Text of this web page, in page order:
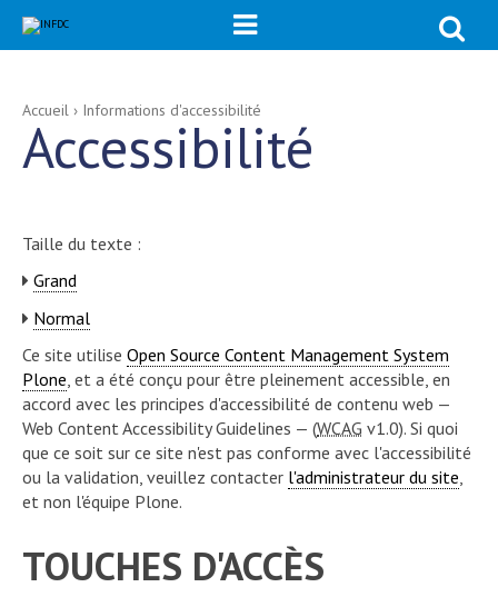
 Chercher
Recherche
contenu.
Outils
personnels
Accueil › Informations d'accessibilité
Accessibilité
Taille du texte :
Grand
Normal
Ce site utilise Open Source Content Management System
Plone, et a été conçu pour être pleinement accessible, en
accord avec les principes d'accessibilité de contenu web —
Web Content Accessibility Guidelines — (WCAG v1.0). Si quoi
que ce soit sur ce site n'est pas conforme avec l'accessibilité
ou la validation, veuillez contacter l'administrateur du site,
et non l'équipe Plone.
TOUCHES D'ACCÈS